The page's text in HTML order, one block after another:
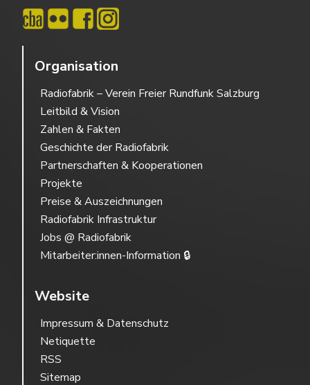
Organisation
Radiofabrik – Verein Freier Rundfunk Salzburg
Leitbild & Vision
Zahlen & Fakten
Geschichte der Radiofabrik
Partnerschaften & Kooperationen
Projekte
Preise & Auszeichnungen
Radiofabrik Infrastruktur
Jobs @ Radiofabrik
Mitarbeiter:innen-Information 🔒
Website
Impressum & Datenschutz
Netiquette
RSS
Sitemap